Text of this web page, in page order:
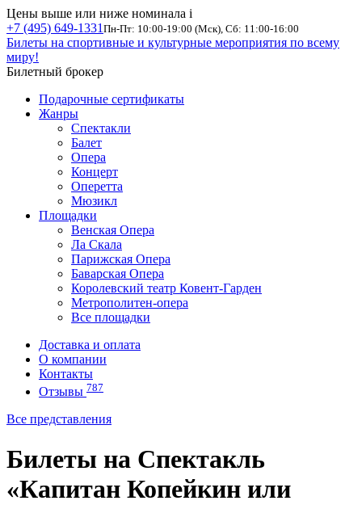
Цены выше или ниже номинала i
+7 (495) 649-1331 Пн-Пт: 10:00-19:00 (Мск), Сб: 11:00-16:00
Билеты на спортивные и культурные мероприятия по всему
миру!
Билетный брокер
Подарочные сертификаты
Жанры
Спектакли
Балет
Опера
Концерт
Оперетта
Мюзикл
Площадки
Венская Опера
Ла Скала
Парижская Опера
Баварская Опера
Королевский театр Ковент-Гарден
Метрополитен-опера
Все площадки
Доставка и оплата
О компании
Контакты
Отзывы 787
Все представления
Билеты на Спектакль
«Капитан Копейкин или